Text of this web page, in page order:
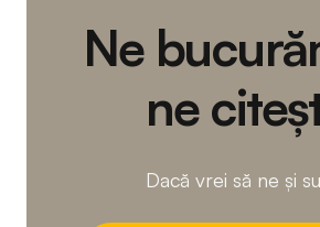
Ne
ne
Dacă vrei să ne și